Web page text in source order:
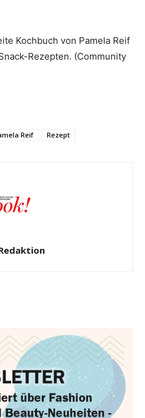
Kochbuch von Pamela Reif
Rezepten. (Community
Reif Rezept